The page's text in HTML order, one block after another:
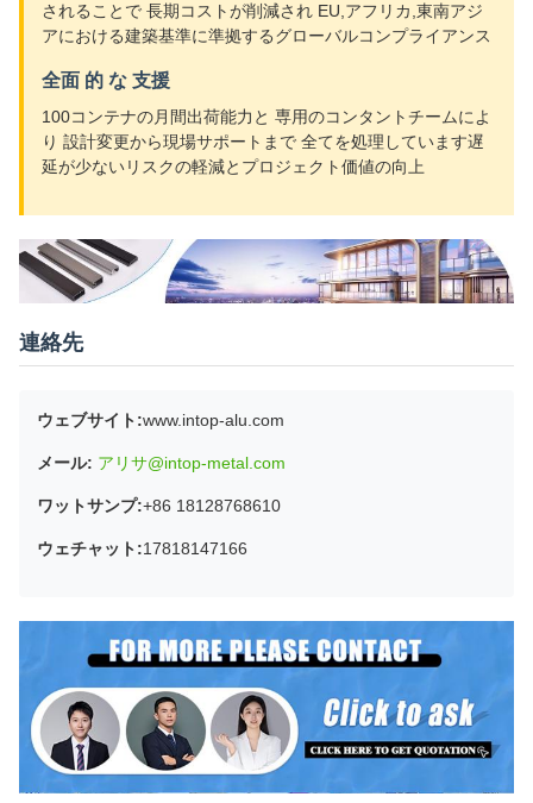
されることで 長期コストが削減され EU,アフリカ,東南アジ
アにおける建築基準に準拠するグローバルコンプライアンス
全面 的 な 支援
100コンテナの月間出荷能力と 専用のコンタントチームによ
り 設計変更から現場サポートまで 全てを処理しています遅
延が少ないリスクの軽減とプロジェクト価値の向上
連絡先
ウェブサイト:www.intop-alu.com
メール: アリサ@intop-metal.com
ワットサンプ:+86 18128768610
ウェチャット:17818147166